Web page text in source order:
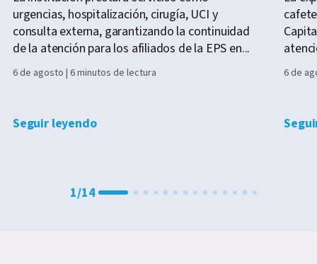
urgencias, hospitalización, cirugía, UCI y
consulta externa, garantizando la continuidad
de la atención para los afiliados de la EPS en...
6 de agosto | 6 minutos de lectura
Seguir leyendo
6 de
1/14